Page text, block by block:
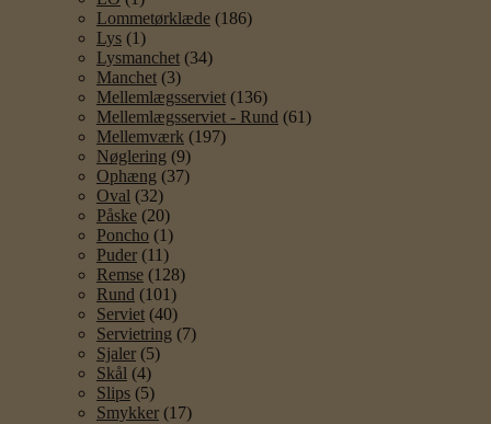
Lommetørklæde (186)
Lys (1)
Lysmanchet (34)
Manchet (3)
Mellemlægsserviet (136)
Mellemlægsserviet - Rund (61)
Mellemværk (197)
Nøglering (9)
Ophæng (37)
Oval (32)
Påske (20)
Poncho (1)
Puder (11)
Remse (128)
Rund (101)
Serviet (40)
Servietring (7)
Sjaler (5)
Skål (4)
Slips (5)
Smykker (17)